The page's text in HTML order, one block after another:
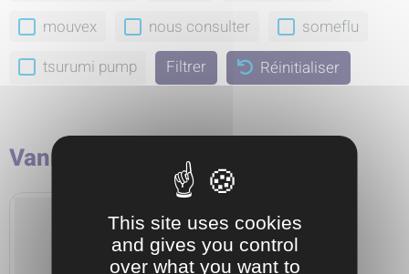
mouvex
nous consulter
someflu
tsurumi pump
Réinitialiser
Vannes
This site uses cookies
and gives you control
over what you want to